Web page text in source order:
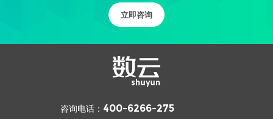
立即咨询
咨询电话： 400-6266-275